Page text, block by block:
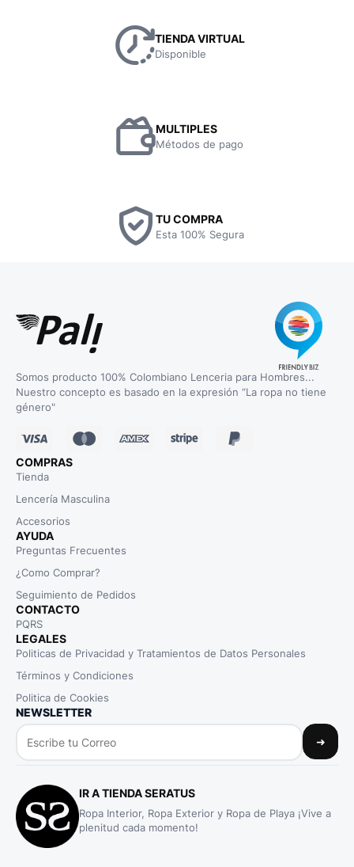
TIENDA VIRTUAL
Disponible
MULTIPLES
Métodos de pago
TU COMPRA
Esta 100% Segura
Somos producto 100% Colombiano Lenceria para Hombres...
Nuestro concepto es basado en la expresión “La ropa no tiene
género"
COMPRAS
Tienda
Lencería Masculina
Accesorios
AYUDA
Preguntas Frecuentes
¿Como Comprar?
Seguimiento de Pedidos
CONTACTO
PQRS
LEGALES
Politicas de Privacidad y Tratamientos de Datos Personales
Términos y Condiciones
Politica de Cookies
NEWSLETTER
➜
IR A TIENDA SERATUS
Ropa Interior, Ropa Exterior y Ropa de Playa ¡Vive a
plenitud cada momento!